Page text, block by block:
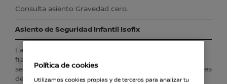
Consulta asiento Gravedad cero.
Asiento de Seguridad Infantil Isofix
La normativa internacional en materia de puntos de
fijación de asientos de
seguridad infantiles es común para todos los fabricantes
de coches.
Política de cookies
Utilizamos cookies propias y de terceros para analizar tu